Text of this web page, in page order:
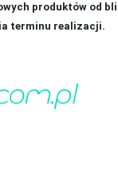
produktów od
terminu